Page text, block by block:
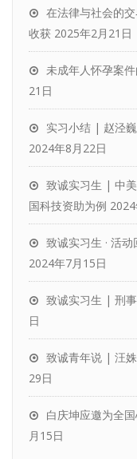
在法律与社会的
收获 2025年2月21日
未成年人怀孕案
21日
实习小结 | 赵泾
2024年8月22日
致诚实习生 | 中
国科技资助为例
致诚实习生 · 活
2024年7月15日
致诚实习生 | 刑
日
致诚青年说 | 汪
29日
白庆坤应邀为全
月15日